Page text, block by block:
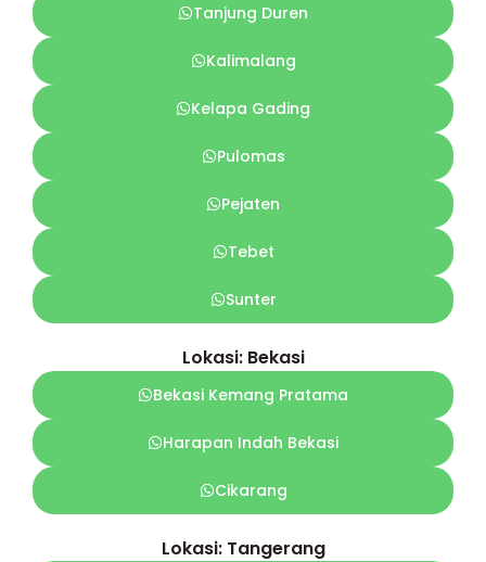
Tanjung Duren
Kalimalang
Kelapa Gading
Pulomas
Pejaten
Tebet
Sunter
Lokasi: Bekasi
Bekasi Kemang Pratama
Harapan Indah Bekasi
Cikarang
Lokasi: Tangerang